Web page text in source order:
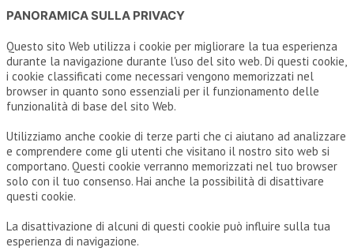
PANORAMICA SULLA PRIVACY
Questo sito Web utilizza i cookie per migliorare la tua esperienza
durante la navigazione durante l'uso del sito web. Di questi cookie,
i cookie classificati come necessari vengono memorizzati nel
browser in quanto sono essenziali per il funzionamento delle
funzionalità di base del sito Web.
Utilizziamo anche cookie di terze parti che ci aiutano ad analizzare
e comprendere come gli utenti che visitano il nostro sito web si
comportano. Questi cookie verranno memorizzati nel tuo browser
solo con il tuo consenso. Hai anche la possibilità di disattivare
questi cookie.
La disattivazione di alcuni di questi cookie può influire sulla tua
esperienza di navigazione.